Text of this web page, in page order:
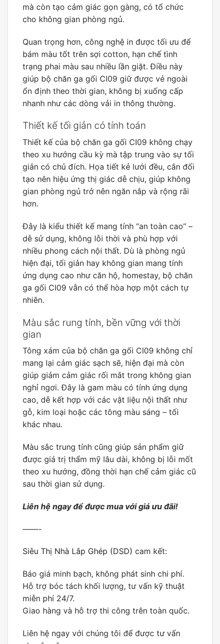
mà còn tạo cảm giác gọn gàng, có tổ chức
cho không gian phòng ngủ.
Quan trọng hơn, công nghệ in được tối ưu để
bám màu tốt trên sợi cotton, hạn chế tình
trạng phai màu sau nhiều lần giặt. Điều này
giúp bộ chăn ga gối CI09 giữ được vẻ ngoài
ổn định theo thời gian, không bị xuống cấp
nhanh như các dòng vải in thông thường.
Thiết kế tối giản có tính toán
Thiết kế của bộ chăn ga gối CI09 không chạy
theo xu hướng cầu kỳ mà tập trung vào sự tối
giản có chủ đích. Họa tiết kẻ lưới đều, cân đối
tạo nên hiệu ứng thị giác dễ chịu, giúp không
gian phòng ngủ trở nên ngăn nắp và rộng rãi
hơn.
Đây là kiểu thiết kế mang tính “an toàn cao” –
dễ sử dụng, không lỗi thời và phù hợp với
nhiều phong cách nội thất. Dù là phòng ngủ
hiện đại, tối giản hay không gian mang tính
ứng dụng cao như căn hộ, homestay, bộ chăn
ga gối CI09 vẫn có thể hòa hợp một cách tự
nhiên.
Màu sắc rung tính, bền vững với thời
gian
Tông xám của bộ chăn ga gối CI09 không chỉ
mang lại cảm giác sạch sẽ, hiện đại mà còn
giúp giảm cảm giác rối mắt trong không gian
nghỉ ngơi. Đây là gam màu có tính ứng dụng
cao, dễ kết hợp với các vật liệu nội thất như
gỗ, kim loại hoặc các tông màu sáng – tối
khác nhau.
Màu sắc trung tính cũng giúp sản phẩm giữ
được giá trị thẩm mỹ lâu dài, không bị lỗi mốt
theo xu hướng, đồng thời hạn chế cảm giác cũ
sau thời gian sử dụng.
Liên hệ ngay để được mua với giá ưu đãi!
——-
Siêu Thị Nhà Lắp Ghép (DSD) cam kết:
Báo giá minh bạch, không phát sinh chi phí.
Hỗ trợ bóc tách khối lượng, tư vấn kỹ thuật
miễn phí 24/7.
Giao hàng và hỗ trợ thi công trên toàn quốc.
Liên hệ ngay với chúng tôi để được tư vấn